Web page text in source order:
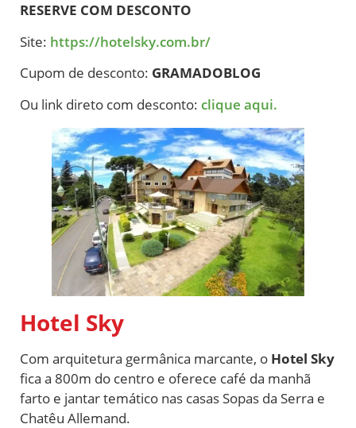
RESERVE COM DESCONTO
Site: https://hotelsky.com.br/
Cupom de desconto: GRAMADOBLOG
Ou link direto com desconto: clique aqui.
Hotel Sky
Com arquitetura germânica marcante, o Hotel Sky
fica a 800m do centro e oferece café da manhã
farto e jantar temático nas casas Sopas da Serra e
Chatêu Allemand.